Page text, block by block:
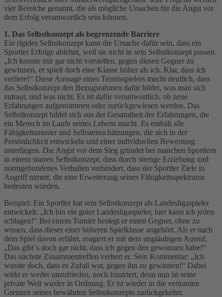
vier Bereiche genannt, die als mögliche Ursachen für die Angst vor
dem Erfolg verantwortlich sein können.
1. Das Selbstkonzept als begrenzende Barriere
Ein rigides Selbstkonzept kann die Ursache dafür sein, dass ein
Sportler Erfolge ablehnt, weil sie nicht in sein Selbstkonzept passen.
„Ich konnte mir gar nicht vorstellen, gegen diesen Gegner zu
gewinnen, er spielt doch eine Klasse höher als ich. Klar, dass ich
verliere!“ Diese Aussage eines Tennisspielers macht deutlich, dass
das Selbstkonzept den Bezugsrahmen dafür bildet, was man sich
zutraut, und was nicht. Es ist dafür verantwortlich, ob neue
Erfahrungen aufgenommen oder zurückgewiesen werden. Das
Selbstkonzept bildet sich aus der Gesamtheit der Erfahrungen, die
ein Mensch im Laufe seines Lebens macht. Es enthält alle
Fähigkeitsmuster und Selbsteinschätzungen, die sich in der
Persönlichkeit entwickeln und einer individuellen Bewertung
unterliegen. Die Angst vor dem Sieg gründet bei manchen Sportlern
in einem starren Selbstkonzept, dass durch strenge Erziehung und
normgebundenes Verhalten verhindert, dass der Sportler Ziele in
Angriff nimmt, die eine Erweiterung seines Fähigkeitsspektrums
bedeuten würden.
Beispiel: Ein Sportler hat sein Selbstkonzept als Landesligaspieler
entwickelt. „Ich bin ein guter Landesligaspieler, hier kann ich jeden
schlagen!“ Bei einem Turnier besiegt er einen Gegner, ohne zu
wissen, dass dieser einer höheren Spielklasse angehört. Als er nach
dem Spiel davon erfährt, reagiert er mit dem ungläubigen Ausruf,
„Das gibt`s doch gar nicht, dass ich gegen den gewonnen habe!“
Das nächste Zusammentreffen verliert er. Sein Kommentar: „Ich
wusste doch, dass es Zufall war, gegen ihn zu gewinnen!“ Dabei
wirkt er weder unzufrieden, noch frustriert, denn nun ist seine
private Welt wieder in Ordnung. Er ist wieder in die vertrauten
Grenzen seines bewährten Selbstkonzepts zurückgekehrt.